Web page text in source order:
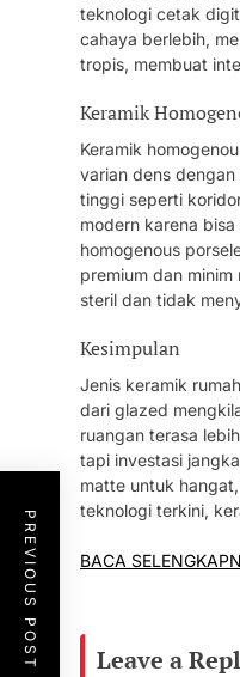
teknologi cetak
cahaya berlebih,
tropis, membuat
Keramik
Keramik
varian dens
tinggi seperti
modern karena
homogenous
premium dan
steril dan tidak
Kesimpulan
Jenis keramik
dari glazed
ruangan terasa
tapi investasi
matte untuk
teknologi terkini,
BACA
Leave a
PREVIOUS POST